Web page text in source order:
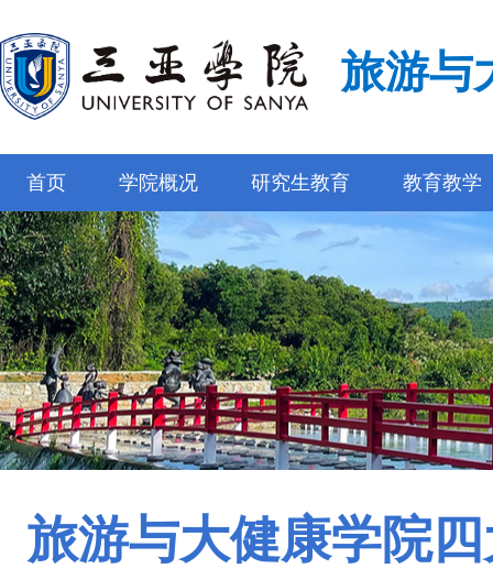
旅游与
首页 学院概况 研究生教育 教育教学
旅游与大健康学院